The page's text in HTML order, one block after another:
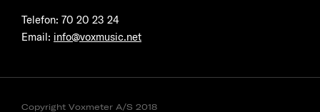
Telefon: 70 20 23 24
Email: info@voxmusic.net
Copyright Voxmeter A/S 2018